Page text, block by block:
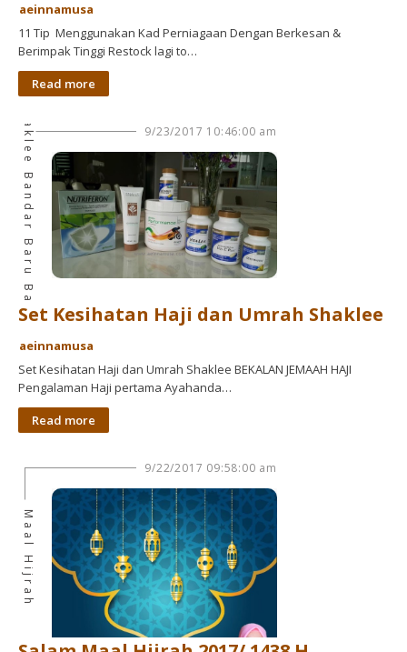
aeinnamusa
11 Tip Menggunakan Kad Perniagaan Dengan Berkesan &
Berimpak Tinggi Restock lagi to…
Read more
9/23/2017 10:46:00 am
Pengedar Shaklee Bandar Baru Bangi
Set Kesihatan Haji dan Umrah Shaklee
aeinnamusa
Set Kesihatan Haji dan Umrah Shaklee BEKALAN JEMAAH HAJI
Pengalaman Haji pertama Ayahanda…
Read more
9/22/2017 09:58:00 am
Maal Hijrah